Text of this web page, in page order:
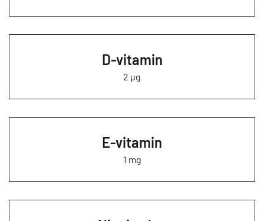
D-vitamin
2 µg
E-vitamin
1 mg